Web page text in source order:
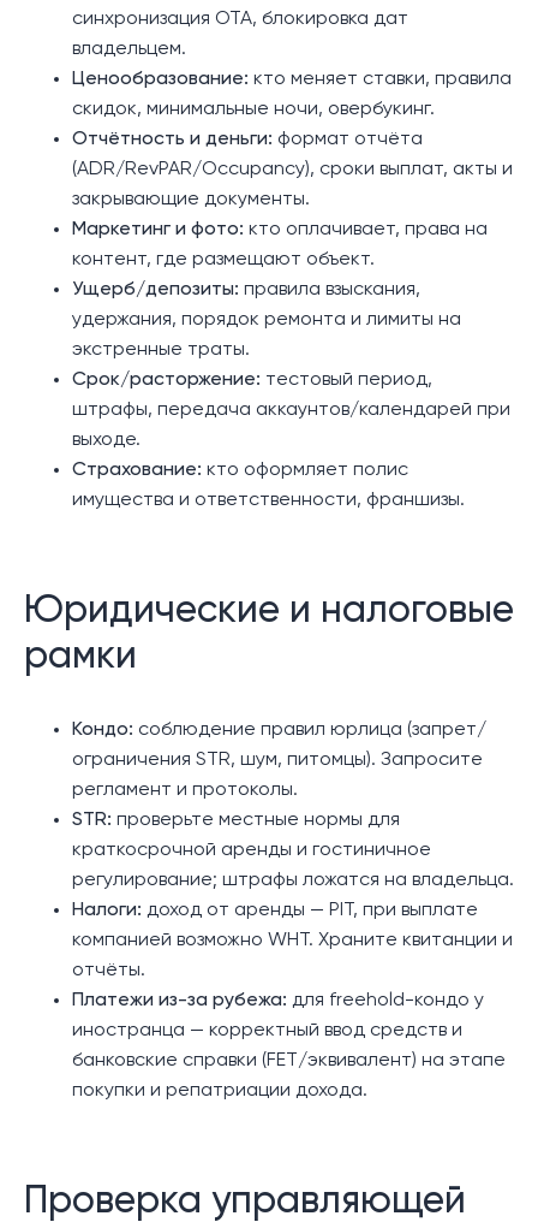
синхронизация OTA, блокировка дат
владельцем.
Ценообразование: кто меняет ставки, правила
скидок, минимальные ночи, овербукинг.
Отчётность и деньги: формат отчёта
(ADR/RevPAR/Occupancy), сроки выплат, акты и
закрывающие документы.
Маркетинг и фото: кто оплачивает, права на
контент, где размещают объект.
Ущерб/депозиты: правила взыскания,
удержания, порядок ремонта и лимиты на
экстренные траты.
Срок/расторжение: тестовый период,
штрафы, передача аккаунтов/календарей при
выходе.
Страхование: кто оформляет полис
имущества и ответственности, франшизы.
Юридические и налоговые
рамки
Кондо: соблюдение правил юрлица (запрет/
ограничения STR, шум, питомцы). Запросите
регламент и протоколы.
STR: проверьте местные нормы для
краткосрочной аренды и гостиничное
регулирование; штрафы ложатся на владельца.
Налоги: доход от аренды — PIT, при выплате
компанией возможно WHT. Храните квитанции и
отчёты.
Платежи из-за рубежа: для freehold-кондо у
иностранца — корректный ввод средств и
банковские справки (FET/эквивалент) на этапе
покупки и репатриации дохода.
Проверка управляющей